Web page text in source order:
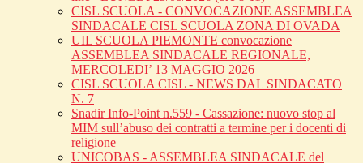
CISL SCUOLA - CONVOCAZIONE ASSEMBLEA
SINDACALE CISL SCUOLA ZONA DI OVADA
UIL SCUOLA PIEMONTE convocazione
ASSEMBLEA SINDACALE REGIONALE,
MERCOLEDI’ 13 MAGGIO 2026
CISL SCUOLA CISL - NEWS DAL SINDACATO
N. 7
Snadir Info-Point n.559 - Cassazione: nuovo stop al
MIM sull’abuso dei contratti a termine per i docenti di
religione
UNICOBAS - ASSEMBLEA SINDACALE del